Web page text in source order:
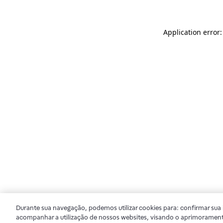
Application
Durante sua navegação, podemos utilizar cookies para: confirmar
acompanhar a utilização de nossos websites, visando o